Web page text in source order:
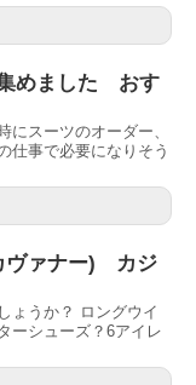
めました おす
スーツのオーダー、
仕事で必要になりそう
ヴァナー) カジ
ょうか？ ロングウイ
ーシューズ？6アイレ